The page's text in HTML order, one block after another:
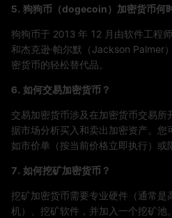
5. 狗狗币（dogecoin）加密货币何
狗狗币于 2013 年 12 月由软件工程
和杰克逊·帕尔默（Jackson Palmer
密货币的轻松替代品。
6. 如何交易加密货币？
交易加密货币涉及在加密货币交易所
据市场分析买入和卖出加密资产。您
如市价单（按当前价格立即执行）或
7. 如何挖矿加密货币？
挖矿加密货币需要专业硬件（通常是
机）、挖矿软件，并加入一个挖矿池